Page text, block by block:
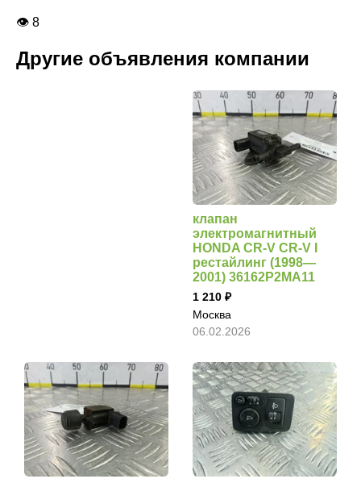
👁 8
Другие объявления компании
клапан
электромагнитный
HONDA CR-V CR-V I
рестайлинг (1998—
2001) 36162P2MA11
1 210
Москва
06.02.2026